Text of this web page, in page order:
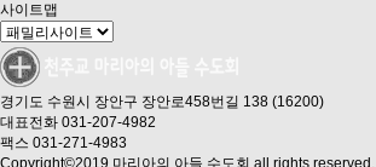
사이트맵
경기도 수원시 장안구 장안로458번길 138 (16200)
대표전화 031-207-4982
팩스 031-271-4983
Copyright©2019 마리아의 아들 수도회 all rights reserved.